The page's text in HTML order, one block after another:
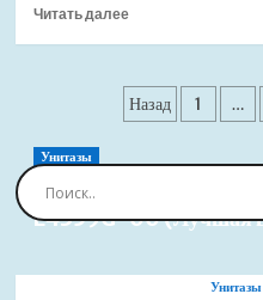
душевого
хром
(Лучшая
Читать далееПрочитать
вставка
Viega
Vario
для
Назад 1 …
Унитазы
Сиденье для унитаза
E4359G-00 (Лучшая
Унитазы